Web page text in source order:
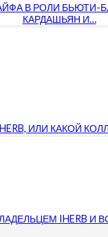
В РОЛИ БЬЮТИ-
КАРДАШЬЯН И…
ИЛИ КАКОЙ
IHERB И